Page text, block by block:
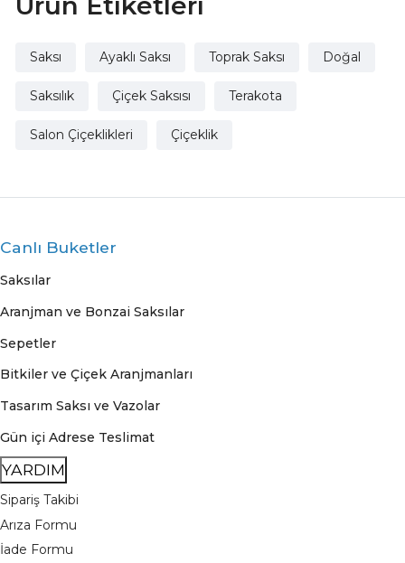
Saksı Ayaklı Saksı Toprak Saksı Doğal
Saksılık Çiçek Saksısı Terakota
Salon Çiçeklikleri Çiçeklik
Canlı Buketler
Saksılar
Aranjman ve Bonzai Saksılar
Sepetler
Bitkiler ve Çiçek Aranjmanları
Tasarım Saksı ve Vazolar
Gün içi Adrese Teslimat
YARDIM
Sipariş Takibi
Arıza Formu
İade Formu